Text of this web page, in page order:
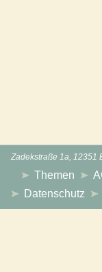
Zadekstraße 1a, 12351
Themen
Datenschutz